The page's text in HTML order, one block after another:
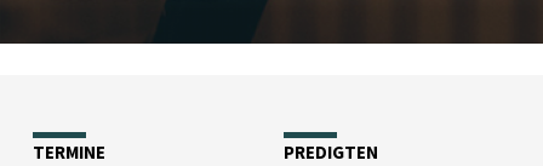
TERMINE PREDIGTEN